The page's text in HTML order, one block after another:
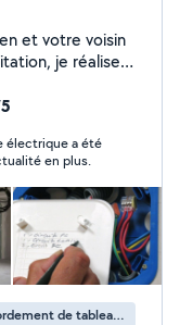
et votre voisin
je réalise
sur
peu de D3).
disponible
la ponctualité en plus.
Raccordement de tableau électrique